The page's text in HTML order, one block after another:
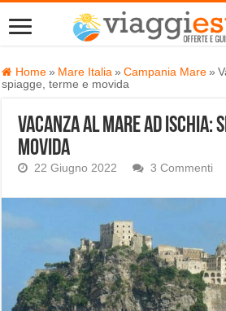
Home » Mare Italia » Campania Mare »
spiagge, terme e movida
Vacanza al mare ad Ischia:
movida
22 Giugno 2022 3 Commenti